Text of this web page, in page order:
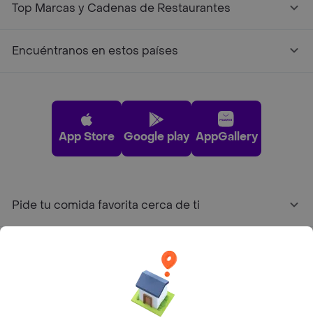
Top Marcas y Cadenas de Restaurantes
Encuéntranos en estos países
App Store Google play AppGallery
Pide tu comida favorita cerca de ti